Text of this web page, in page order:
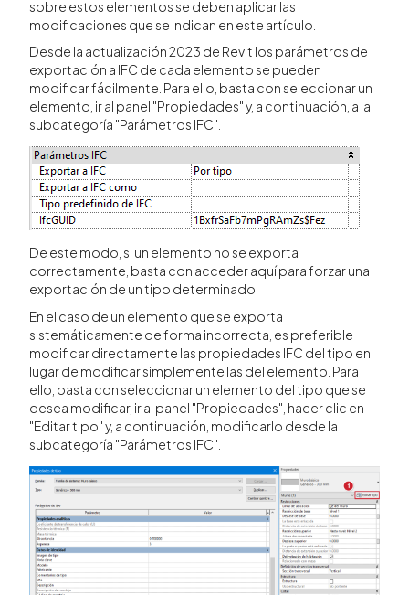
sobre estos elementos se deben aplicar las
modificaciones que se indican en este artículo.
Desde la actualización 2023 de Revit los parámetros de
exportación a IFC de cada elemento se pueden
modificar fácilmente. Para ello, basta con seleccionar un
elemento, ir al panel "Propiedades" y, a continuación, a la
subcategoría "Parámetros IFC".
De este modo, si un elemento no se exporta
correctamente, basta con acceder aquí para forzar una
exportación de un tipo determinado.
En el caso de un elemento que se exporta
sistemáticamente de forma incorrecta, es preferible
modificar directamente las propiedades IFC del tipo en
lugar de modificar simplemente las del elemento. Para
ello, basta con seleccionar un elemento del tipo que se
desea modificar, ir al panel "Propiedades", hacer clic en
"Editar tipo" y, a continuación, modificarlo desde la
subcategoría "Parámetros IFC".